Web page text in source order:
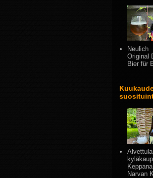
Neulich
Original
Bier für
Narvan